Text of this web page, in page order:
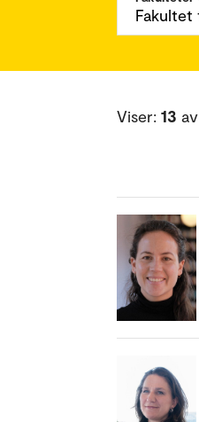
Viser: 13 av